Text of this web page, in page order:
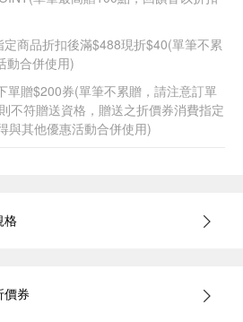
商品折扣後滿$488現折$40(單筆不累
動合併使用)
單贈$200券(單筆不累贈，請注意訂單
不符贈送資格，贈送之折價券消費指定
與其他優惠活動合併使用)
格
價券